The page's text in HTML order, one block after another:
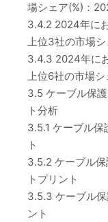
場シェア(%)：
3.4.2 2024年に
上位3社の市場シ
3.4.3 2024年に
上位6社の市場シ
3.5 ケーブル保
ト分析
3.5.1 ケーブル
ト
3.5.2 ケーブル
トプリント
3.5.3 ケーブル
ント